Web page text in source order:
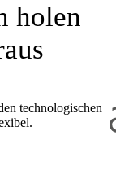
technologischen
holen